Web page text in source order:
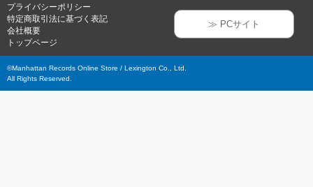
プライバシーポリシー
特定商取引法に基づく表記
会社概要
トップページ
≫ PCサイト
©Manhattan Records Online Store / Lexington Co., Ltd.
All Rights Reserved.